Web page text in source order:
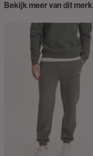
Bekijk meer van dit merk